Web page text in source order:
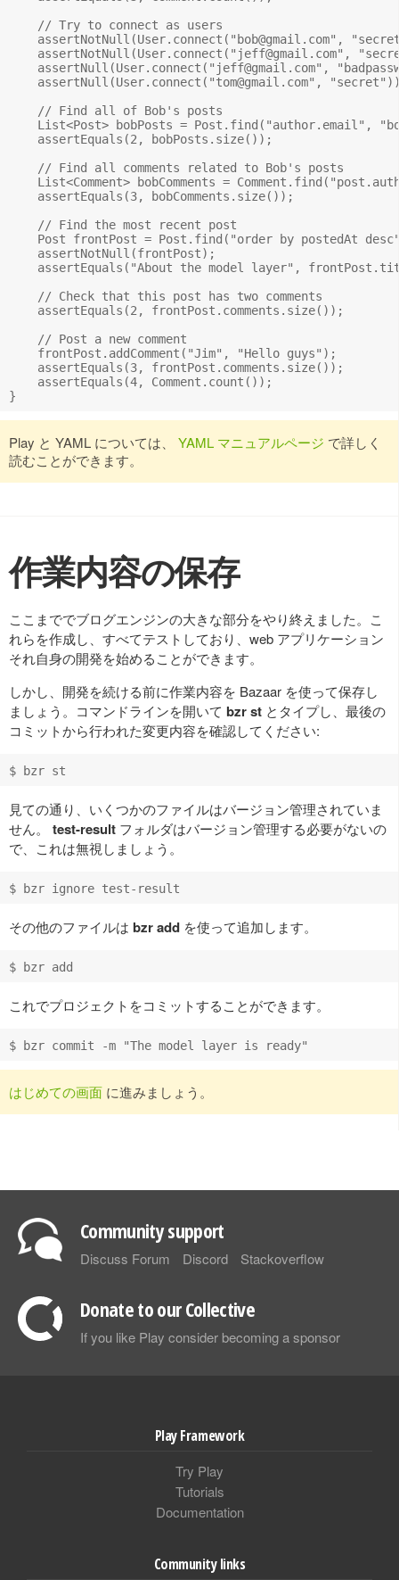
    // Try to connect as users
    assertNotNull(User.connect("
bob@gmail.com",
    assertNotNull(User.connect("
jeff@gmail.com",
    assertNull(User.connect("
jeff@gmail.com",
    assertNull(User.connect("
tom@gmail.com",
    // Find all of Bob's posts
    List<Post> bobPosts = Post.find("author.email", "
    assertEquals(2, bobPosts.size());
    // Find all comments related to Bob's posts
List<Comment> bobComments =
    assertEquals(3, bobComments.size());
    // Find the most recent post
Post frontPost = Post.find("order by postedAt
    assertNotNull(frontPost);
assertEquals("About the model layer",
    // Check that this post has two comments
    assertEquals(2, frontPost.comments.size());
    // Post a new comment
    frontPost.addComment("Jim", "Hello guys");
    assertEquals(3, frontPost.comments.size());
    assertEquals(4, Comment.count());
Play と YAML については、 YAML マニュアルページ で詳しく
読むことができます。
作業内容の保存
ここまででブログエンジンの大きな部分をやり終えました。こ
れらを作成し、すべてテストしており、web アプリケーション
それ自身の開発を始めることができます。
しかし、開発を続ける前に作業内容を Bazaar を使って保存し
ましょう。コマンドラインを開いて bzr st とタイプし、最後の
コミットから行われた変更内容を確認してください:
見ての通り、いくつかのファイルはバージョン管理されていま
せん。 test-result フォルダはバージョン管理する必要がないの
で、これは無視しましょう。
その他のファイルは bzr add を使って追加します。
これでプロジェクトをコミットすることができます。
はじめての画面 に進みましょう。
Community support
Discuss Forum Discord Stackoverflow
Donate to our Collective
If you like Play consider becoming a sponsor
Play Framework
Try Play
Tutorials
Documentation
Community links